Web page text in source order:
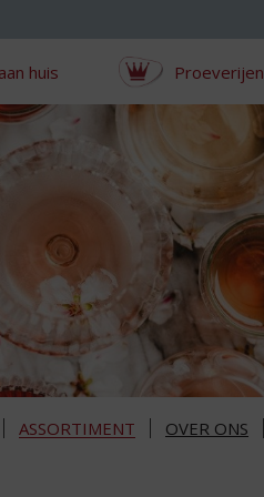
huis Proeverijen
ASSORTIMENT OVER ONS